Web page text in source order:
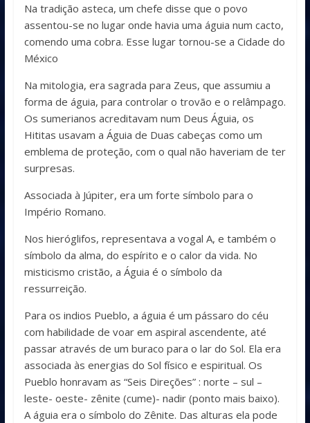
Na tradição asteca, um chefe disse que o povo
assentou-se no lugar onde havia uma águia num cacto,
comendo uma cobra. Esse lugar tornou-se a Cidade do
México
Na mitologia, era sagrada para Zeus, que assumiu a
forma de águia, para controlar o trovão e o relâmpago.
Os sumerianos acreditavam num Deus Águia, os
Hititas usavam a Águia de Duas cabeças como um
emblema de proteção, com o qual não haveriam de ter
surpresas.
Associada à Júpiter, era um forte símbolo para o
Império Romano.
Nos hieróglifos, representava a vogal A, e também o
símbolo da alma, do espírito e o calor da vida. No
misticismo cristão, a Águia é o símbolo da
ressurreição.
Para os indios Pueblo, a águia é um pássaro do céu
com habilidade de voar em aspiral ascendente, até
passar através de um buraco para o lar do Sol. Ela era
associada às energias do Sol físico e espiritual. Os
Pueblo honravam as “Seis Direções” : norte – sul –
leste- oeste- zênite (cume)- nadir (ponto mais baixo).
A águia era o símbolo do Zênite. Das alturas ela pode